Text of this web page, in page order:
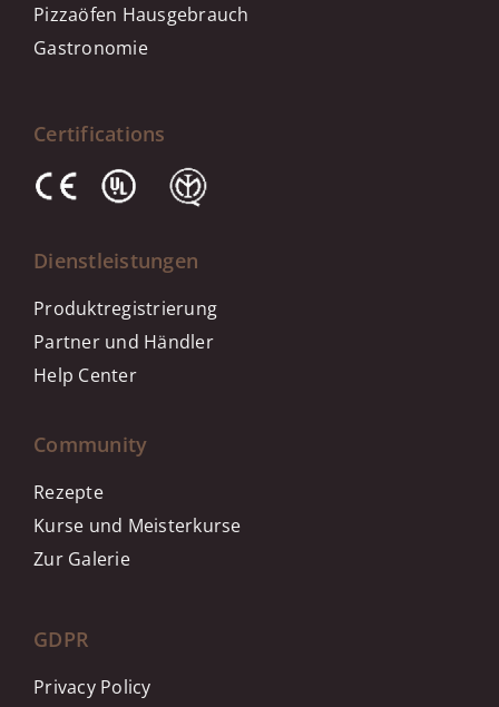
Pizzaöfen Hausgebrauch
Gastronomie
Certifications
Dienstleistungen
Produktregistrierung
Partner und Händler
Help Center
Community
Rezepte
Kurse und Meisterkurse
Zur Galerie
GDPR
Privacy Policy